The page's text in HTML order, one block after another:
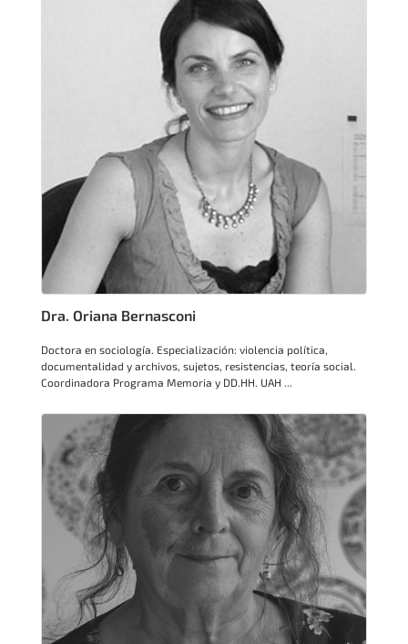
Dra. Oriana Bernasconi
Doctora en sociología. Especialización: violencia política,
documentalidad y archivos, sujetos, resistencias, teoría social.
Coordinadora Programa Memoria y DD.HH. UAH ...